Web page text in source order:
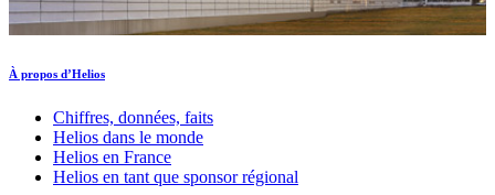
À propos d’Helios
Chiffres, données, faits
Helios dans le monde
Helios en France
Helios en tant que sponsor régional